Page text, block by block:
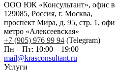
ООО ЮК «Консультант», офис
129085, Россия, г. Москва,
проспект Мира, д. 95, стр. 1,
метро «Алексеевская»
+7 (905) 976 99 94 (Telegram)
Пн – Пт: 10:00 – 19:00
mail@krasconsultant.ru
Услуги